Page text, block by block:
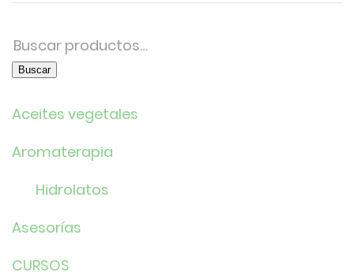
Buscar
por:
Buscar
Aceites vegetales
Aromaterapia
Hidrolatos
Asesorías
CURSOS